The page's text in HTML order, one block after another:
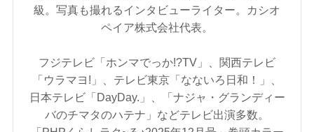
級。写真も撮れるインタビューライター。カシオ
ペイア株式会社代表。
フジテレビ「ホンマでっか!?TV」、関西テレビ
「ウラマヨ!」、テレビ東京「なないろ日和！」、
日本テレビ「DayDay.」、「ナジャ・グランディー
バのチマタのハテナ」などテレビ出演多数。